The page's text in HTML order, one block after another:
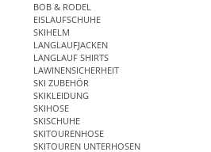
BOB & RODEL
EISLAUFSCHUHE
SKIHELM
LANGLAUFJACKEN
LANGLAUF SHIRTS
LAWINENSICHERHEIT
SKI ZUBEHÖR
SKIKLEIDUNG
SKIHOSE
SKISCHUHE
SKITOURENHOSE
SKITOUREN UNTERHOSEN